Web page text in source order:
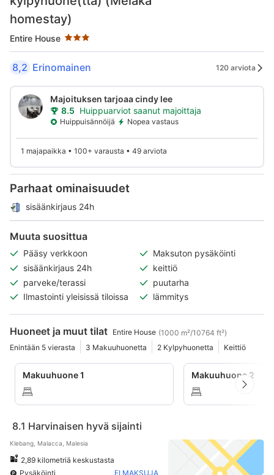
homestay)
Entire House
8,2 Erinomainen 120 arviota
Majoituksen tarjoaa cindy lee
8.5 Huippuarviot saanut majoittaja
Huippuisännöijä Nopea vastaus
1 majapaikka • 100+ varausta • 49 arviota
Parhaat ominaisuudet
sisäänkirjaus 24h
Muuta suosittua
Pääsy verkkoon
Maksuton pysäköinti
sisäänkirjaus 24h
keittiö
parveke/terassi
puutarha
Ilmastointi yleisissä tiloissa
lämmitys
Huoneet ja muut tilat Entire House (1000 m²/10764 ft²)
Enintään 5 vierasta
3 Makuuhuonetta 2 Kylpyhuonetta Keittiö
Makuuhuone 1 Makuuhuone 2
8.1 Harvinaisen hyvä sijainti
Klebang, Malacca, Malesia
2,89 kilometriä keskustasta
Pysäköinti
EI MAKSUJA